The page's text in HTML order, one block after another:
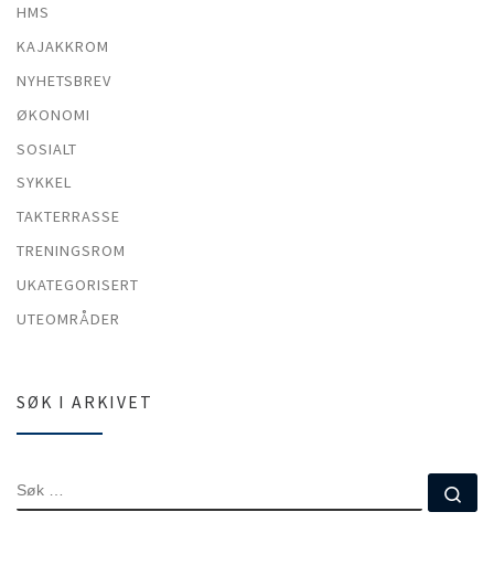
HMS
KAJAKKROM
NYHETSBREV
ØKONOMI
SOSIALT
SYKKEL
TAKTERRASSE
TRENINGSROM
UKATEGORISERT
UTEOMRÅDER
SØK I ARKIVET
SØK